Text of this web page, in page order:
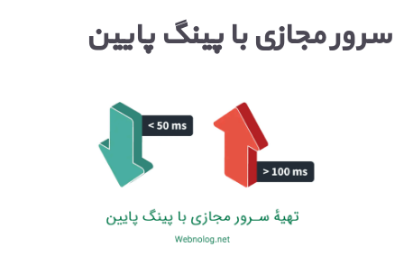
سرور مجازی با پینگ پایین